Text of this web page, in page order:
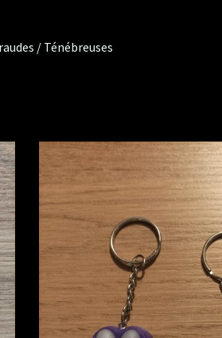
/ Ténébreuses